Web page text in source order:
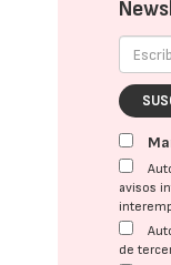
avisos
de